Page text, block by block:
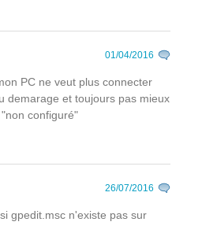
01/04/2016
PC ne veut plus connecter
demarage et toujours pas mieux
configuré"
26/07/2016
gpedit.msc n'existe pas sur